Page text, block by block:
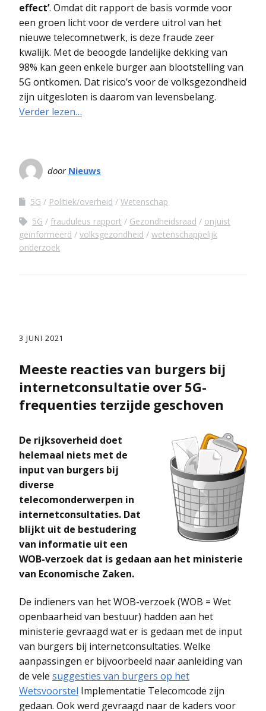
effect’. Omdat dit rapport de basis vormde voor
een groen licht voor de verdere uitrol van het
nieuwe telecomnetwerk, is deze fraude zeer
kwalijk. Met de beoogde landelijke dekking van
98% kan geen enkele burger aan blootstelling van
5G ontkomen. Dat risico’s voor de volksgezondheid
zijn uitgesloten is daarom van levensbelang.
Verder lezen…
door Nieuws
5G Politiek/overheid
Wetenschap
5G
frauduleus rapport Gezondheidsraad
onjuist
geïnformeerd
volksgezondheid
wetenschappelijk
onderzoek
3 JUNI 2021
Meeste reacties van burgers bij
internetconsultatie over 5G-
frequenties terzijde geschoven
De rijksoverheid doet
helemaal niets met de
input van burgers bij
diverse
telecomonderwerpen in
internetconsultaties. Dat
blijkt uit de bestudering
van informatie uit een
WOB-verzoek dat is gedaan aan het ministerie
van Economische Zaken.
De indieners van het WOB-verzoek (WOB = Wet
openbaarheid van bestuur) hadden aan het
ministerie gevraagd wat er is gedaan met de input
van burgers bij internetconsultaties. Welke
aanpassingen er bijvoorbeeld naar aanleiding van
de vele suggesties van burgers op het
Wetsvoorstel Implementatie Telecomcode zijn
gedaan. Ook werd gevraagd naar de kaders voor